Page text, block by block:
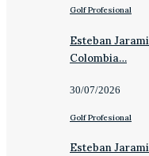
Golf Profesional
Esteban
Colombia…
30/07/2026
Golf Profesional
Esteban